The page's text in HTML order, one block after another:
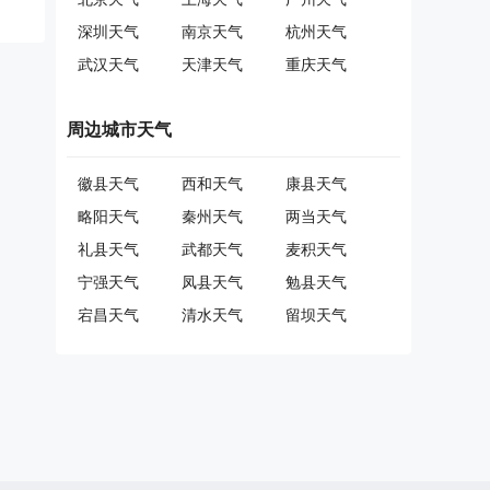
深圳天气
南京天气
杭州天气
武汉天气
天津天气 重庆天气
周边城市天气
徽县天气 西和天气
康县天气
略阳天气
秦州天气
两当天气
礼县天气
武都天气
麦积天气
宁强天气
凤县天气
勉县天气
宕昌天气
清水天气 留坝天气